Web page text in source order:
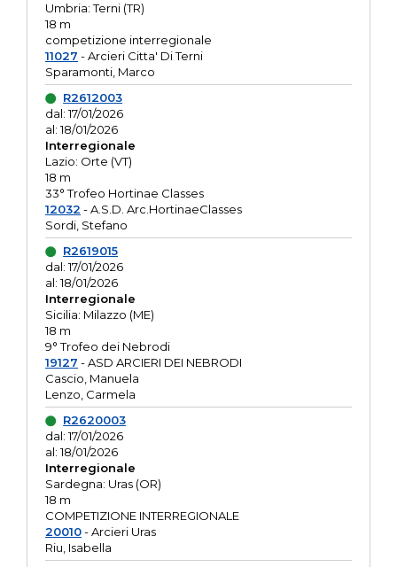
Umbria: Terni (TR)
18 m
competizione interregionale
11027 - Arcieri Citta' Di Terni
Sparamonti, Marco
R2612003
dal: 17/01/2026
al: 18/01/2026
Interregionale
Lazio: Orte (VT)
18 m
33° Trofeo Hortinae Classes
12032 - A.S.D. Arc.HortinaeClasses
Sordi, Stefano
R2619015
dal: 17/01/2026
al: 18/01/2026
Interregionale
Sicilia: Milazzo (ME)
18 m
9° Trofeo dei Nebrodi
19127 - ASD ARCIERI DEI NEBRODI
Cascio, Manuela
Lenzo, Carmela
R2620003
dal: 17/01/2026
al: 18/01/2026
Interregionale
Sardegna: Uras (OR)
18 m
COMPETIZIONE INTERREGIONALE
20010- Arcieri Uras
Riu, Isabella